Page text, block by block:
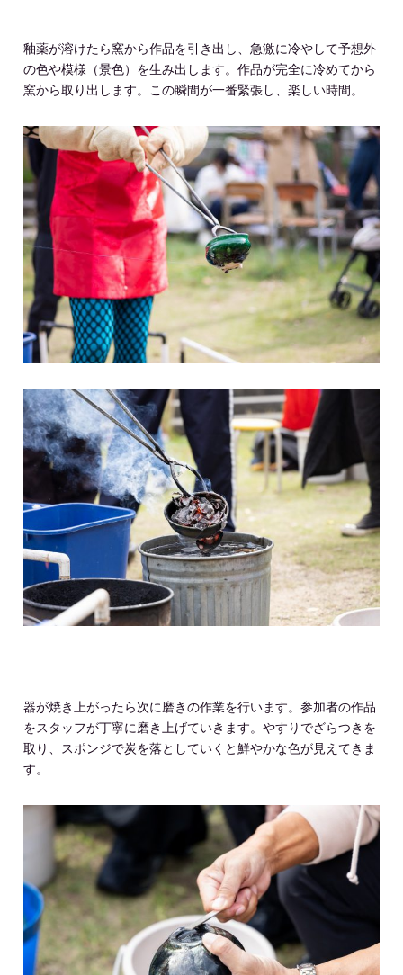
釉薬が溶けたら窯から作品を引き出し、急激に冷やして予想外
の色や模様（景色）を生み出します。作品が完全に冷めてから
窯から取り出します。この瞬間が一番緊張し、楽しい時間。
器が焼き上がったら次に磨きの作業を行います。参加者の作品
をスタッフが丁寧に磨き上げていきます。やすりでざらつきを
取り、スポンジで炭を落としていくと鮮やかな色が見えてきま
す。